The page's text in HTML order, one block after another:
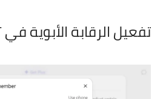
تفعيل الرقابة الأبوية في ChatGPT